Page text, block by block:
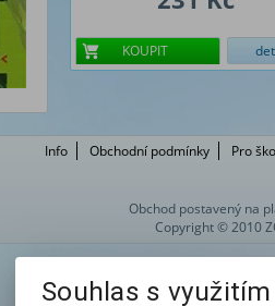
KOUPIT
Info Obchodní podmínky Pro
Obchod postavený na
Copyright © 2010
Souhlas s